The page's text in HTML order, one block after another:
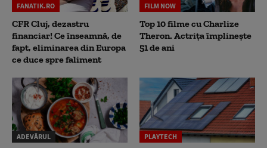
FANATIK.RO
CFR Cluj, dezastru
financiar! Ce înseamnă, de
fapt, eliminarea din Europa
ce duce spre faliment
FILM NOW
Top 10 filme cu Charlize
Theron. Actrița împlinește
51 de ani
ADEVĂRUL PLAYTECH